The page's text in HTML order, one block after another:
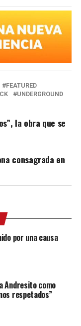
FEATURED
UNDERGROUND
la obra que se
consagrada en
por una causa
Andresito como
respetados”